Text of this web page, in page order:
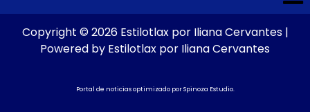
Copyright © 2026 Estilotlax por Iliana Cervantes |
Powered by Estilotlax por Iliana Cervantes
Portal de noticias optimizado porSpinoza Estudio.